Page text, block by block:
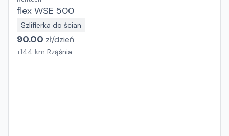
flex WSE 500
Szlifierka do ścian
90.00 zł/dzień
+144 km Rząśnia